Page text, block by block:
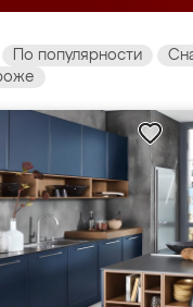
По популярности